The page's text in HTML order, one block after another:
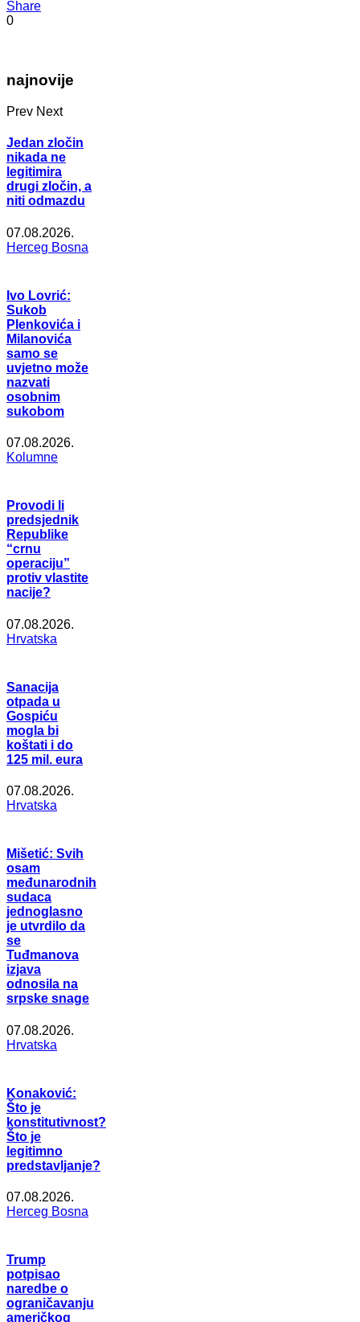
Share
0
najnovije
Prev Next
Jedan zločin
nikada ne
legitimira
drugi zločin, a
niti odmazdu
07.08.2026.
Herceg Bosna
Ivo Lovrić:
Sukob
Plenkovića i
Milanovića
samo se
uvjetno može
nazvati
osobnim
sukobom
07.08.2026.
Kolumne
Provodi li
predsjednik
Republike
“crnu
operaciju”
protiv vlastite
nacije?
07.08.2026.
Hrvatska
Sanacija
otpada u
Gospiću
mogla bi
koštati i do
125 mil. eura
07.08.2026.
Hrvatska
Mišetić: Svih
osam
međunarodnih
sudaca
jednoglasno
je utvrdilo da
se
Tuđmanova
izjava
odnosila na
srpske snage
07.08.2026.
Hrvatska
Konaković:
Što je
konstitutivnost?
Što je
legitimno
predstavljanje?
07.08.2026.
Herceg Bosna
Trump
potpisao
naredbe o
ograničavanju
američkog